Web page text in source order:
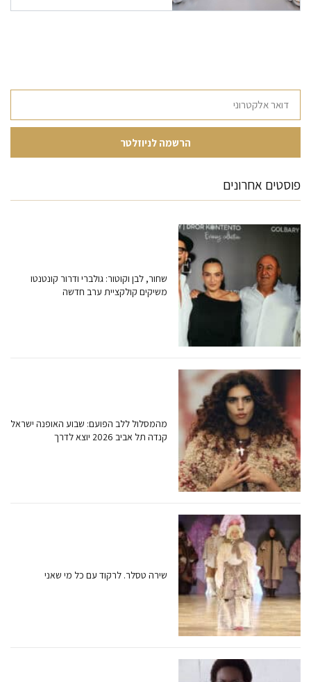
פוסטים אחרונים
שחור, לבן וקוטור: גולברי ודרור קונטנטו
משיקים קולקציית ערב חדשה
מהמסלול ללב הפועם: שבוע האופנה ישראל
קנדה תל אביב 2026 יוצא לדרך
שירה טסלר. לרקוד עם כל מי שאני